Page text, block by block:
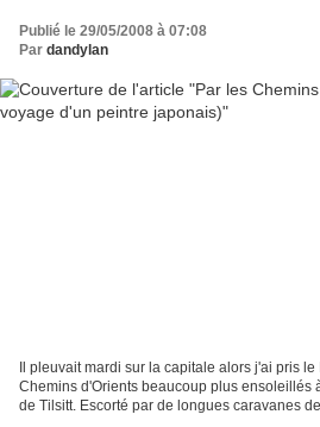
Publié le 29/05/2008 à 07:08
Par dandylan
Il pleuvait mardi sur la capitale alors j'ai pris
Chemins d'Orients beaucoup plus ensoleillés
de Tilsitt. Escorté par de longues caravanes